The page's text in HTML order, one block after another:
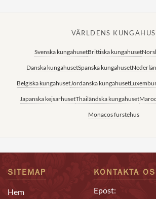
VÄRLDENS KUNGAHUS
Svenska kungahusetBrittiska kungahuset
Danska kungahusetSpanska kungahuset
Belgiska kungahusetJordanska kungahuset
Japanska kejsarhusetThailändska kungahuset
Monacos furstehus
SITEMAP
Hem
KONTAKTA
Epost: